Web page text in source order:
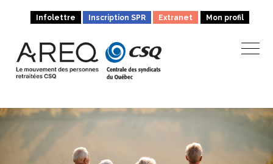
Infolettre Inscription SPR Extranet Mon profil